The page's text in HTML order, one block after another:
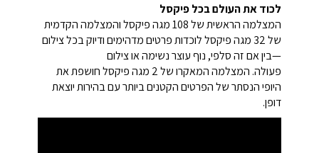
לכוד את העולם בכל פיקסל
המצלמה הראשית של 108 מגה פיקסל והמצלמה הקדמית
של 32 מגה פיקסל לוכדות פרטים מדהימים ודיוק בכל צילום
—בין אם זה סלפי, נוף עוצר נשימה או צילום
פעולה. המצלמה המאקרו של 2 מגה פיקסל חושפת את
היופי הנסתר של הפרטים הקטנים ביותר עם בהירות יוצאת
דופן.